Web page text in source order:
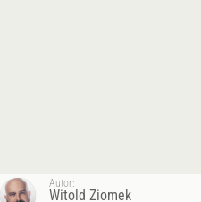
Autor:
Witold Ziomek